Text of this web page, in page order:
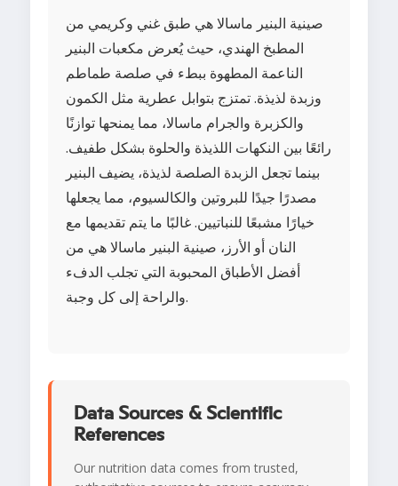
صينية البنير ماسالا هي طبق غني وكريمي من
المطبخ الهندي، حيث يُعرض مكعبات البنير
الناعمة المطهوة ببطء في صلصة طماطم
وزبدة لذيذة. تمتزج بتوابل عطرية مثل الكمون
والكزبرة والجرام ماسالا، مما يمنحها توازنًا
رائعًا بين النكهات اللذيذة والحلوة بشكل طفيف.
بينما تجعل الزبدة الصلصة لذيذة، يضيف البنير
مصدرًا جيدًا للبروتين والكالسيوم، مما يجعلها
خيارًا مشبعًا للنباتيين. غالبًا ما يتم تقديمها مع
النان أو الأرز، صينية البنير ماسالا هي من
أفضل الأطباق المحبوبة التي تجلب الدفء
والراحة إلى كل وجبة.
Data Sources & Scientific
References
Our nutrition data comes from trusted,